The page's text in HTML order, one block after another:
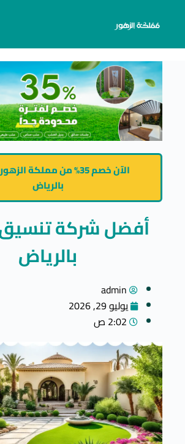
الآن خصم 35% من مملكة
بالرياض
أفضل شركة
بالرياض
admin
يوليو 29, 2026
2:02 ص